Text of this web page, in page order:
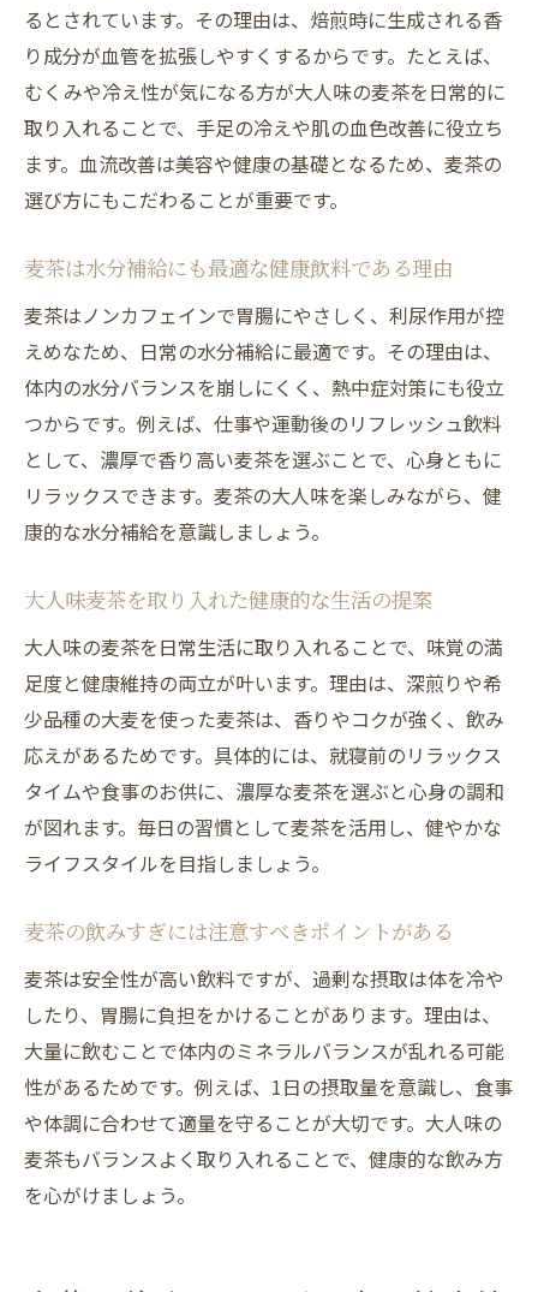
るとされています。その理由は、焙煎時に生成される香
り成分が血管を拡張しやすくするからです。たとえば、
むくみや冷え性が気になる方が大人味の麦茶を日常的に
取り入れることで、手足の冷えや肌の血色改善に役立ち
ます。血流改善は美容や健康の基礎となるため、麦茶の
選び方にもこだわることが重要です。
麦茶は水分補給にも最適な健康飲料である理由
麦茶はノンカフェインで胃腸にやさしく、利尿作用が控
えめなため、日常の水分補給に最適です。その理由は、
体内の水分バランスを崩しにくく、熱中症対策にも役立
つからです。例えば、仕事や運動後のリフレッシュ飲料
として、濃厚で香り高い麦茶を選ぶことで、心身ともに
リラックスできます。麦茶の大人味を楽しみながら、健
康的な水分補給を意識しましょう。
大人味麦茶を取り入れた健康的な生活の提案
大人味の麦茶を日常生活に取り入れることで、味覚の満
足度と健康維持の両立が叶います。理由は、深煎りや希
少品種の大麦を使った麦茶は、香りやコクが強く、飲み
応えがあるためです。具体的には、就寝前のリラックス
タイムや食事のお供に、濃厚な麦茶を選ぶと心身の調和
が図れます。毎日の習慣として麦茶を活用し、健やかな
ライフスタイルを目指しましょう。
麦茶の飲みすぎには注意すべきポイントがある
麦茶は安全性が高い飲料ですが、過剰な摂取は体を冷や
したり、胃腸に負担をかけることがあります。理由は、
大量に飲むことで体内のミネラルバランスが乱れる可能
性があるためです。例えば、1日の摂取量を意識し、食事
や体調に合わせて適量を守ることが大切です。大人味の
麦茶もバランスよく取り入れることで、健康的な飲み方
を心がけましょう。